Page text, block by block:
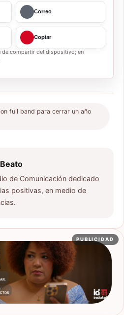
Correo
Copiar
de compartir del dispositivo; en
full band para cerrar un año
de Comunicación dedicado
positivas, en medio de
PUBLICIDAD